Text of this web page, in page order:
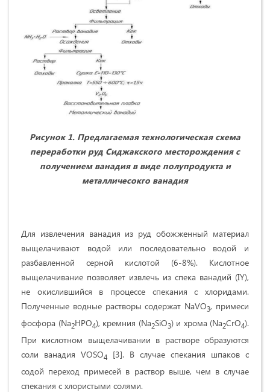
Рисунок 1. Предлагаемая технологическая схема
переработки руд Сиджакского месторождения с
получением ванадия в виде полупродукта и
металличесокго ванадия
Для извлечения ванадия из руд обожженный материал
выщелачивают водой или последовательно водой и
разбавленной серной кислотой (6-8%). Кислотное
выщелачивание позволяет извлечь из спека ванадий (IY),
не окислившийся в процессе спекания с хлоридами.
Полученные водные растворы содержат NaVO3, примеси
фосфора (Na2HPO4), кремния (Na2SiO3) и хрома (Na2CrO4).
При кислотном выщелачивании в растворе образуются
соли ванадия VOSO4 [3]. В случае спекания шпаков с
содой переход примесей в раствор выше, чем в случае
спекания с хлористыми солями.